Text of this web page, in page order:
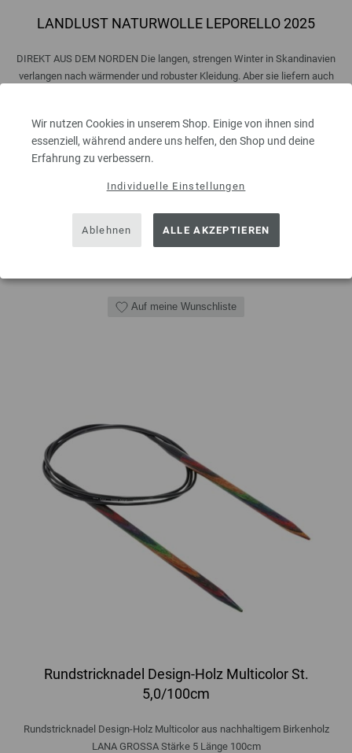
Wir nutzen Cookies in unserem Shop. Einige von ihnen sind
essenziell, während andere uns helfen, den Shop und deine
Erfahrung zu verbessern.
Individuelle Einstellungen
Ablehnen ALLE AKZEPTIEREN
LANDLUST NATURWOLLE LEPORELLO 2025
DIREKT AUS DEM NORDEN Die langen, strengen Winter in Skandinavien
verlangen nach wärmender und robuster Kleidung. Aber sie liefern auch
Rundpassen Pullover geeignet ...
2,50 € inkl. MwSt., zzgl.
MENGE
Auf meine Wunschliste
Rundstricknadel Design-Holz Multicolor St.
5,0/100cm
Rundstricknadel Design-Holz Multicolor aus nachhaltigem Birkenholz
LANA GROSSA Stärke 5 Länge 100cm